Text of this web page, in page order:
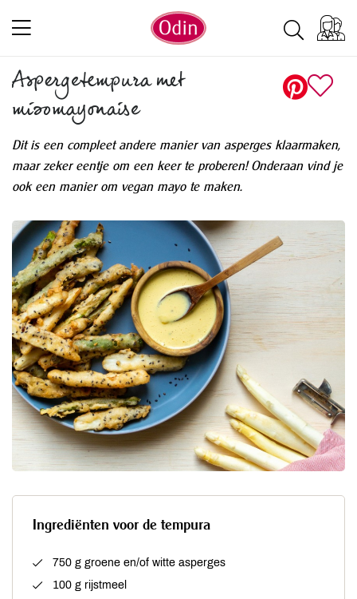
Aspergetempura met
misomayonaise
Dit is een compleet andere manier van asperges klaarmaken,
maar zeker eentje om een keer te proberen! Onderaan vind je
ook een manier om vegan mayo te maken.
Ingrediënten voor de tempura
750 g groene en/of witte asperges
100 g rijstmeel